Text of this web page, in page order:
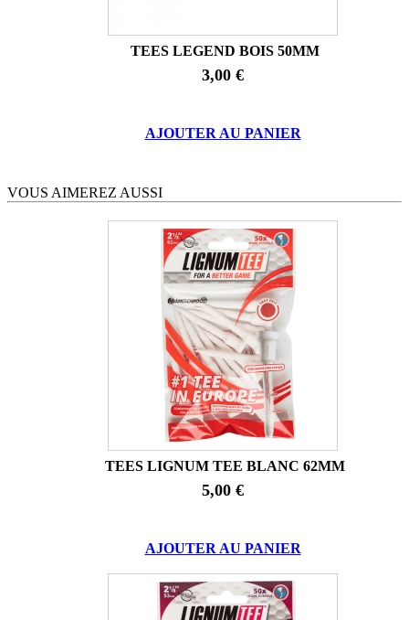
TEES LEGEND BOIS 50MM
3,00 €
AJOUTER AU PANIER
VOUS AIMEREZ AUSSI
TEES LIGNUM TEE BLANC 62MM
5,00 €
AJOUTER AU PANIER